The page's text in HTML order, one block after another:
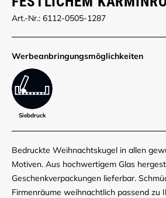
Art.-Nr.: 6112-0505-1287
Werbe­anbringungs­möglich­keiten
Siebdruck
Bedruckte Weihnachtskugel in allen
Motiven. Aus hochwertigem Glas
Geschenkverpackungen lieferbar.
Firmenräume weihnachtlich passend zu